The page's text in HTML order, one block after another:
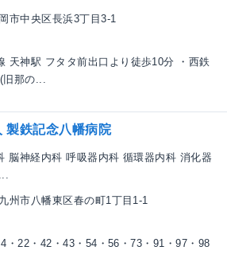
市中央区長浜3丁目3-1
天神駅 フタタ前出口より徒歩10分 ・西鉄
旧那の...
製鉄記念八幡病院
脳神経内科 呼吸器内科 循環器内科 消化器
州市八幡東区春の町1丁目1-1
・22・42・43・54・56・73・91・97・98